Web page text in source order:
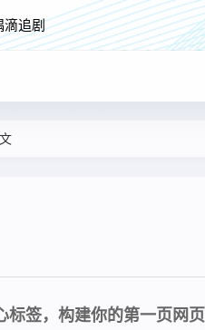
滴追剧
标签，构建你的第一页网页